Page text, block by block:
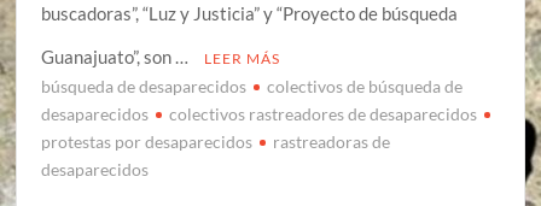
buscadoras”, “Luz y Justicia” y “Proyecto de búsqueda
Guanajuato”, son …
LEER MÁS
búsqueda de desaparecidos
colectivos de búsqueda de
desaparecidos
colectivos rastreadores de desaparecidos
protestas por desaparecidos
rastreadoras de
desaparecidos